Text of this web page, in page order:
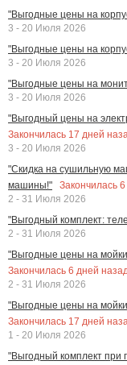
"Выгодные цены на
3 - 20 Июля 2026
"Выгодные цены на
3 - 20 Июля 2026
"Выгодные цены на
3 - 20 Июля 2026
"Выгодный цены на
Закончилась 17 дней
3 - 20 Июля 2026
"Скидка на сушильную
машины!"
Закончилась 6
2 - 31 Июля 2026
"Выгодный комплект:
2 - 31 Июля 2026
"Выгодные цены на
Закончилась 6 дней назад
2 - 31 Июля 2026
"Выгодные цены на
Закончилась 17 дней
1 - 20 Июля 2026
"Выгодный комплект при